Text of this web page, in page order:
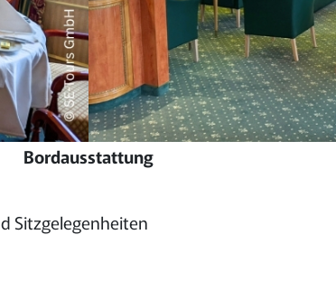
Bordausstattung
Sitzgelegenheiten